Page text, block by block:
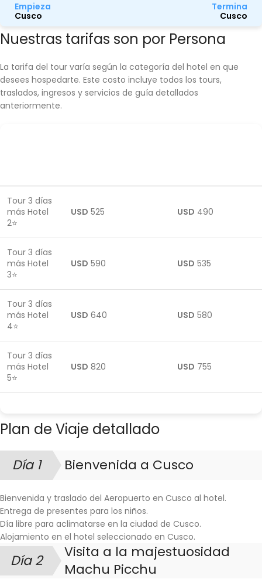
Empieza
Cusco
Termina
Cusco
Nuestras tarifas son por Persona
La tarifa del tour varía según la categoría del hotel en que
desees hospedarte. Este costo incluye todos los tours,
traslados, ingresos y servicios de guía detallados
anteriormente.
Tour 3 días
más Hotel
2⭐
USD 525 USD 490
Tour 3 días
más Hotel
3⭐
USD 590 USD 535
Tour 3 días
más Hotel
4⭐
USD 640 USD 580
Tour 3 días
más Hotel
5⭐
USD 820 USD 755
Plan de Viaje detallado
Día 1 Bienvenida a Cusco
Bienvenida y traslado del Aeropuerto en Cusco al hotel.
Entrega de presentes para los niños.
Día libre para aclimatarse en la ciudad de Cusco.
Alojamiento en el hotel seleccionado en Cusco.
Día 2
Visita a la majestuosidad
Machu Picchu